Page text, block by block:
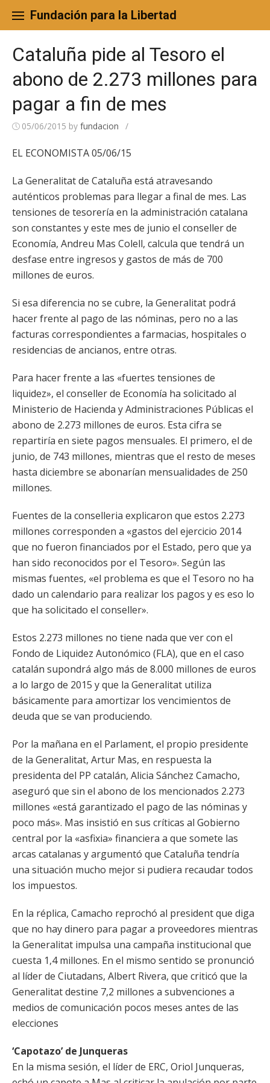
content
Fundación para la Libertad
Cataluña pide al Tesoro el
abono de 2.273 millones para
pagar a fin de mes
05/06/2015 by fundacion /
EL ECONOMISTA 05/06/15
La Generalitat de Cataluña está atravesando
auténticos problemas para llegar a final de mes. Las
tensiones de tesorería en la administración catalana
son constantes y este mes de junio el conseller de
Economía, Andreu Mas Colell, calcula que tendrá un
desfase entre ingresos y gastos de más de 700
millones de euros.
Si esa diferencia no se cubre, la Generalitat podrá
hacer frente al pago de las nóminas, pero no a las
facturas correspondientes a farmacias, hospitales o
residencias de ancianos, entre otras.
Para hacer frente a las «fuertes tensiones de
liquidez», el conseller de Economía ha solicitado al
Ministerio de Hacienda y Administraciones Públicas el
abono de 2.273 millones de euros. Esta cifra se
repartiría en siete pagos mensuales. El primero, el de
junio, de 743 millones, mientras que el resto de meses
hasta diciembre se abonarían mensualidades de 250
millones.
Fuentes de la conselleria explicaron que estos 2.273
millones corresponden a «gastos del ejercicio 2014
que no fueron financiados por el Estado, pero que ya
han sido reconocidos por el Tesoro». Según las
mismas fuentes, «el problema es que el Tesoro no ha
dado un calendario para realizar los pagos y es eso lo
que ha solicitado el conseller».
Estos 2.273 millones no tiene nada que ver con el
Fondo de Liquidez Autonómico (FLA), que en el caso
catalán supondrá algo más de 8.000 millones de euros
a lo largo de 2015 y que la Generalitat utiliza
básicamente para amortizar los vencimientos de
deuda que se van produciendo.
Por la mañana en el Parlament, el propio presidente
de la Generalitat, Artur Mas, en respuesta la
presidenta del PP catalán, Alicia Sánchez Camacho,
aseguró que sin el abono de los mencionados 2.273
millones «está garantizado el pago de las nóminas y
poco más». Mas insistió en sus críticas al Gobierno
central por la «asfixia» financiera a que somete las
arcas catalanas y argumentó que Cataluña tendría
una situación mucho mejor si pudiera recaudar todos
los impuestos.
En la réplica, Camacho reprochó al president que diga
que no hay dinero para pagar a proveedores mientras
la Generalitat impulsa una campaña institucional que
cuesta 1,4 millones. En el mismo sentido se pronunció
al líder de Ciutadans, Albert Rivera, que criticó que la
Generalitat destine 7,2 millones a subvenciones a
medios de comunicación pocos meses antes de las
elecciones
‘Capotazo’ de Junqueras
En la misma sesión, el líder de ERC, Oriol Junqueras,